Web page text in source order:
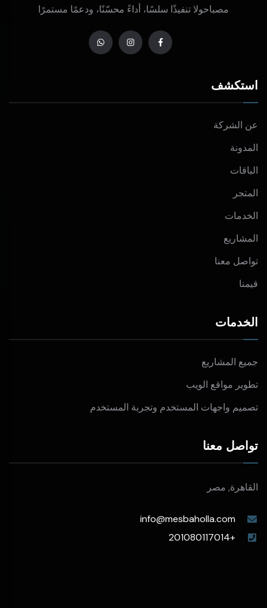
مصباحولا تنفيذًا سلسًا، أداءً محسّنًا، ودعمًا مستمرًا
استكشف
عن الشركة
المدونة
الباقات
المتجر
الخدمات
المشاريع
تواصل معنا
قيمنا
الخدمات
جميع المشاريع
تطوير مواقع الويب
تصميم واجهات المستخدم وتجربة المستخدم
تواصل معنا
القاهرة, مصر
info@mesbaholla.com
+201080117014